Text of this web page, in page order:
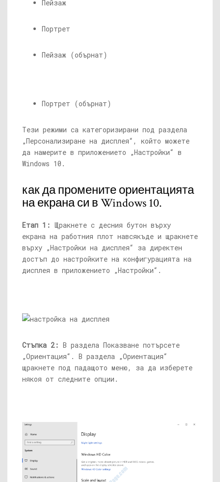
Пейзаж
Портрет
Пейзаж (обърнат)
Портрет (обърнат)
Тези режими са категоризирани под раздела
„Персонализиране на дисплея“, който можете
да намерите в приложението „Настройки“ в
Windows 10.
как да промените ориентацията
на екрана си в Windows 10.
Етап 1: Щракнете с десния бутон върху
екрана на работния плот навсякъде и щракнете
върху „Настройки на дисплея“ за директен
достъп до настройките на конфигурацията на
дисплея в приложението „Настройки“.
Стъпка 2: В раздела Показване потърсете
„Ориентация“. В раздела „Ориентация“
щракнете под падащото меню, за да изберете
някоя от следните опции.